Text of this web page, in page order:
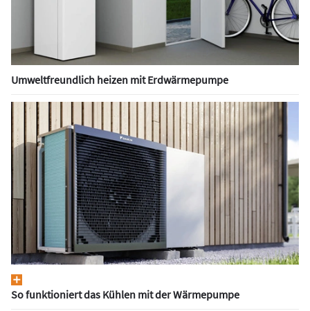
Umweltfreundlich heizen mit Erdwärmepumpe
So funktioniert das Kühlen mit der Wärmepumpe